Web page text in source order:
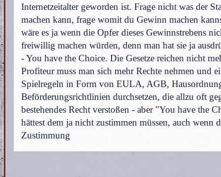
Internetzeitalter geworden ist. Frage nicht was der
machen kann, frage womit du Gewinn machen
wäre es ja wenn die Opfer dieses Gewinnstrebens
freiwillig machen würden, denn man hat sie ja
- You have the Choice. Die Gesetze reichen nicht
Profiteur muss man sich mehr Rechte nehmen und
Spielregeln in Form von EULA, AGB,
Beförderungsrichtlinien durchsetzen, die allzu oft
bestehendes Recht verstoßen - aber "You have the
hättest dem ja nicht zustimmen müssen, auch wenn
Zustimmung